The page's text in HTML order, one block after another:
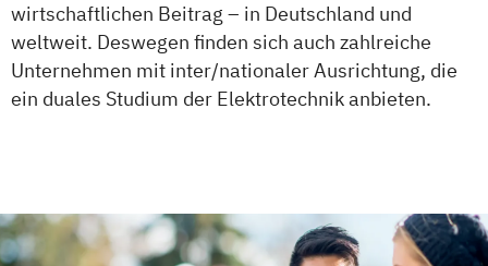
wirtschaftlichen Beitrag – in Deutschland und
weltweit. Deswegen finden sich auch zahlreiche
Unternehmen mit inter/nationaler Ausrichtung, die
ein duales Studium der Elektrotechnik anbieten.